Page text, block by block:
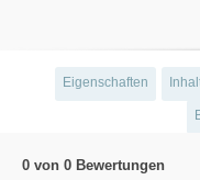
Eigenschaften
0 von 0 Bewertungen